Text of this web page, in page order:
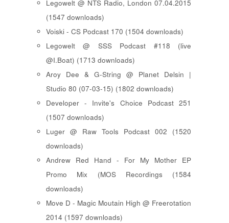
Legowelt @ NTS Radio, London 07.04.2015
(1547 downloads)
Voiski - CS Podcast 170 (1504 downloads)
Legowelt @ SSS Podcast #118 (live
@I.Boat) (1713 downloads)
Aroy Dee & G-String @ Planet Delsin |
Studio 80 (07-03-15) (1802 downloads)
Developer - Invite's Choice Podcast 251
(1507 downloads)
Luger @ Raw Tools Podcast 002 (1520
downloads)
Andrew Red Hand - For My Mother EP
Promo Mix (MOS Recordings (1584
downloads)
Move D - Magic Moutain High @ Freerotation
2014 (1597 downloads)